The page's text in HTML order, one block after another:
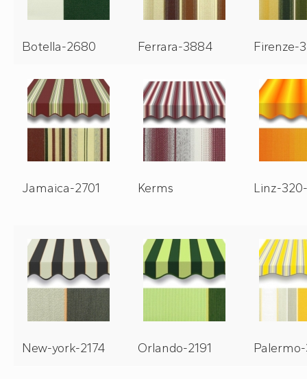
Botella-2680 Ferrara-3884 Firenze-
Jamaica-2701 Kerms Linz-
New-york-2174 Orlando-2191